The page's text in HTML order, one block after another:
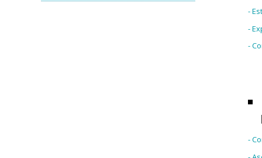
-
-
-
-